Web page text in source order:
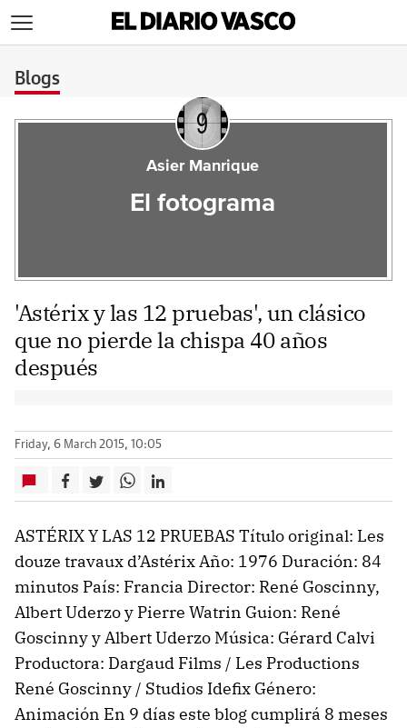
Blogs
Asier Manrique
El fotograma
'Astérix y las 12 pruebas', un clásico
que no pierde la chispa 40 años
después
Friday, 6 March 2015, 10:05
ASTÉRIX Y LAS 12 PRUEBAS Título original: Les
douze travaux d’Astérix Año: 1976 Duración: 84
minutos País: Francia Director: René Goscinny,
Albert Uderzo y Pierre Watrin Guion: René
Goscinny y Albert Uderzo Música: Gérard Calvi
Productora: Dargaud Films / Les Productions
René Goscinny / Studios Idefix Género:
Animación En 9 días este blog cumplirá 8 meses